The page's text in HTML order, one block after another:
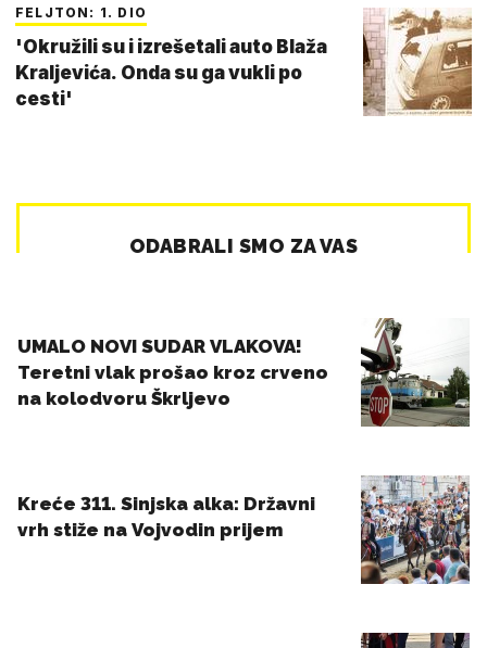
FELJTON: 1. DIO
'Okružili su i izrešetali auto Blaža
Kraljevića. Onda su ga vukli po
cesti'